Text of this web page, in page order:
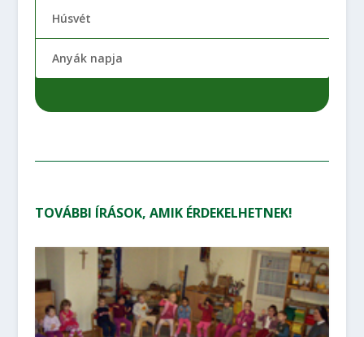
Húsvét
Anyák napja
TOVÁBBI ÍRÁSOK, AMIK ÉRDEKELHETNEK!